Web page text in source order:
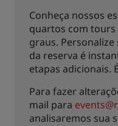
Conheça nossos
quartos com tours
graus.
da reserva é
etapas adicionais.
Para fazer
mail para
analisaremos sua